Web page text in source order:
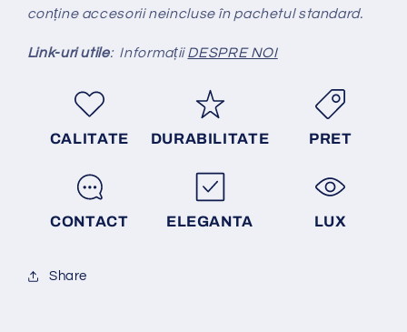
conține accesorii neincluse în pachetul standard.
Link-uri utile: InformațiiDESPRE NOI
CALITATE DURABILITATE PRET
CONTACT ELEGANTA LUX
Share